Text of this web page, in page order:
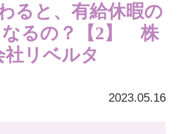
ると、有給休暇の
なるの？【2】 株
社リベルタ
2023.05.16